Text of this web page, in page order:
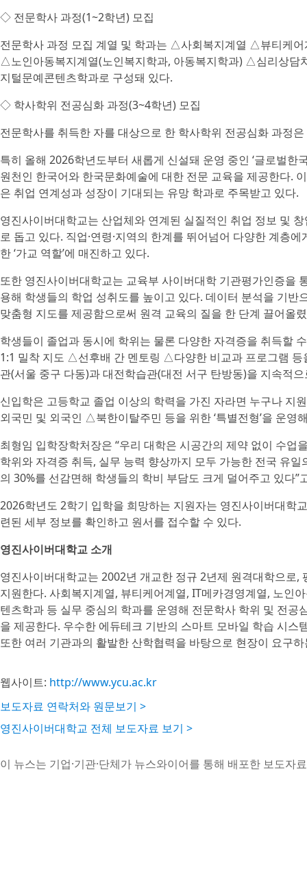
◇ 전문학사 과정(1~2학년) 모집
전문학사 과정 모집 계열 및 학과는 △사회복지계열 △뷰티케
△노인아동복지계열(노인복지학과, 아동복지학과) △심리상
지털문예콘텐츠학과로 구성돼 있다.
◇ 학사학위 전공심화 과정(3~4학년) 모집
전문학사를 취득한 자를 대상으로 한 학사학위 전공심화 과정
특히 올해 2026학년도부터 새롭게 신설돼 운영 중인 ‘글로벌한
원천인 한국어와 한국문화예술에 대한 전문 교육을 제공한다.
은 취업 연계성과 성장이 기대되는 유망 학과로 주목받고 있다.
영진사이버대학교는 산업체와 연계된 실질적인 취업 정보 및
로 돕고 있다. 직업·연령·지역의 한계를 뛰어넘어 다양한 계층
한 ‘가교 역할’에 매진하고 있다.
또한 영진사이버대학교는 교육부 사이버대학 기관평가인증을
용해 학생들의 학업 성취도를 높이고 있다. 데이터 분석을 기
맞춤형 지도를 제공함으로써 원격 교육의 질을 한 단계 끌어올
학생들이 졸업과 동시에 학위는 물론 다양한 자격증을 취득할
1:1 밀착 지도 △선후배 간 멘토링 △다양한 비교과 프로그램
관(서울 중구 다동)과 대전학습관(대전 서구 탄방동)을 지속적
신입학은 고등학교 졸업 이상의 학력을 가진 자라면 누구나
외국민 및 외국인 △북한이탈주민 등을 위한 ‘특별전형’을 운영
최형임 입학장학처장은 “우리 대학은 시공간의 제약 없이 수
학위와 자격증 취득, 실무 능력 향상까지 모두 가능한 전국 유
의 30%를 선감면해 학생들의 학비 부담도 크게 덜어주고 있다”
2026학년도 2학기 입학을 희망하는 지원자는 영진사이버대학
련된 세부 정보를 확인하고 원서를 접수할 수 있다.
영진사이버대학교 소개
영진사이버대학교는 2002년 개교한 정규 2년제 원격대학으로
지원한다. 사회복지계열, 뷰티케어계열, IT메카경영계열, 노인
텐츠학과 등 실무 중심의 학과를 운영해 전문학사 학위 및 전
을 제공한다. 우수한 에듀테크 기반의 스마트 모바일 학습 시
또한 여러 기관과의 활발한 산학협력을 바탕으로 현장이 요구
웹사이트: http://www.ycu.ac.kr
보도자료 연락처와 원문보기 >
영진사이버대학교 전체 보도자료 보기 >
이 뉴스는 기업·기관·단체가 뉴스와이어를 통해 배포한 보도자